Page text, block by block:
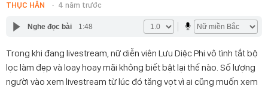
THỤC HÂN 4 năm trước
Nghe đọc bài 1:48
Trong khi đang livestream, nữ diễn viên Lưu Diệc Phi vô tình tắt bộ
lọc làm đẹp và loay hoay mãi không biết bật lại thế nào. Số lượng
người vào xem livestream từ lúc đó tăng vọt vì ai cũng muốn xem